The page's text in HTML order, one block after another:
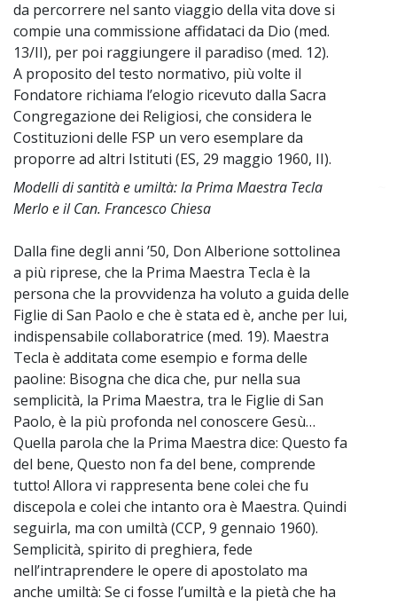
da percorrere nel santo viaggio della vita dove si
compie una commissione affidataci da Dio (med.
13/II), per poi raggiungere il paradiso (med. 12).
A proposito del testo normativo, più volte il
Fondatore richiama l’elogio ricevuto dalla Sacra
Congregazione dei Religiosi, che considera le
Costituzioni delle FSP un vero esemplare da
proporre ad altri Istituti (ES, 29 maggio 1960, II).
Modelli di santità e umiltà: la Prima Maestra Tecla
Merlo e il Can. Francesco Chiesa
Dalla fine degli anni ’50, Don Alberione sottolinea
a più riprese, che la Prima Maestra Tecla è la
persona che la provvidenza ha voluto a guida delle
Figlie di San Paolo e che è stata ed è, anche per lui,
indispensabile collaboratrice (med. 19). Maestra
Tecla è additata come esempio e forma delle
paoline: Bisogna che dica che, pur nella sua
semplicità, la Prima Maestra, tra le Figlie di San
Paolo, è la più profonda nel conoscere Gesù…
Quella parola che la Prima Maestra dice: Questo fa
del bene, Questo non fa del bene, comprende
tutto! Allora vi rappresenta bene colei che fu
discepola e colei che intanto ora è Maestra. Quindi
seguirla, ma con umiltà (CCP, 9 gennaio 1960).
Semplicità, spirito di preghiera, fede
nell’intraprendere le opere di apostolato ma
anche umiltà: Se ci fosse l’umiltà e la pietà che ha